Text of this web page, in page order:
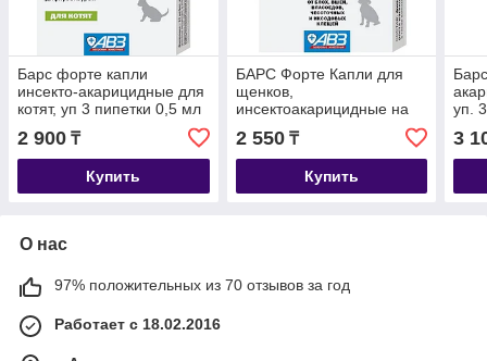
Барс форте капли
инсекто-акарицидные для
котят, уп 3 пипетки 0,5 мл
2 900 ₸
Купить
БАРС Форте Капли для
щенков,
инсектоакарицидные на
холку, уп.4 пипетки по
1мл.
2 550₸
Купить
уп.
3
О нас
97% положительных из 70 отзывов за год
Работает с 18.02.2016